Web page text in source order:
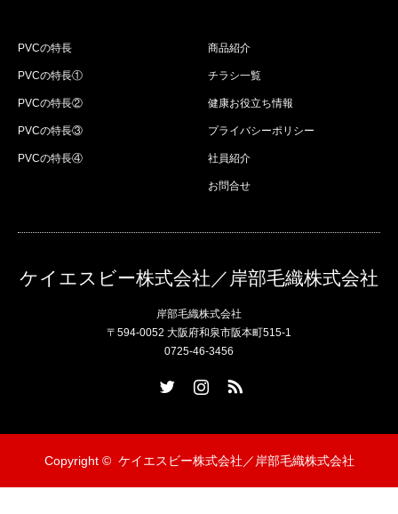
PVCの特長
PVCの特長①
PVCの特長②
PVCの特長③
PVCの特長④
商品紹介
チラシ一覧
健康お役立ち情報
プライバシーポリシー
社員紹介
お問合せ
ケイエスビー株式会社／岸部毛織株式会社
岸部毛織株式会社
〒594-0052 大阪府和泉市阪本町515-1
0725-46-3456
Copyright © ケイエスビー株式会社／岸部毛織株式会社